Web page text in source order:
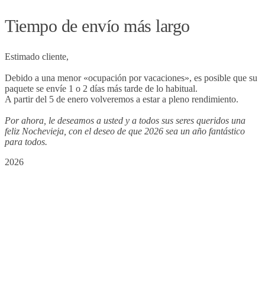
Tiempo de envío más largo
Estimado cliente,
Debido a una menor «ocupación por vacaciones», es posible que su
paquete se envíe 1 o 2 días más tarde de lo habitual.
A partir del 5 de enero volveremos a estar a pleno rendimiento.
Por ahora, le deseamos a usted y a todos sus seres queridos una
feliz Nochevieja, con el deseo de que 2026 sea un año fantástico
para todos.
2026